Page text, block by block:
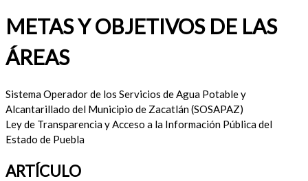
METAS Y OBJETIVOS DE LAS
ÁREAS
Sistema Operador de los Servicios de Agua Potable y
Alcantarillado del Municipio de Zacatlán (SOSAPAZ)
Ley de Transparencia y Acceso a la Información Pública del
Estado de Puebla
ARTÍCULO